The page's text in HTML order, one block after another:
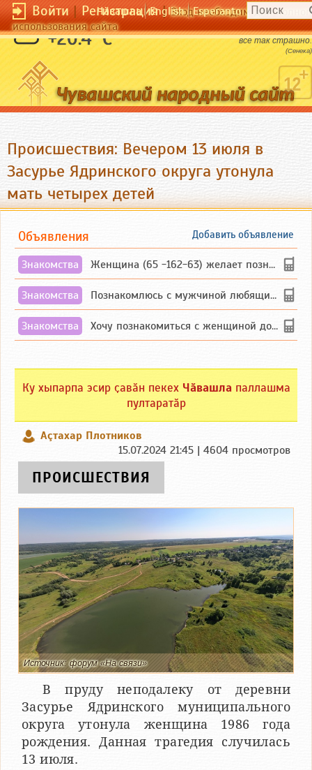
Войти|Регистрация|Вход необходим для
использования сайта
Чӑвашла English Esperanto
+20.4 °C
Сделай первый шаг и ты поймешь, что не
все так страшно.
(Сенека)
Происшествия: Вечером 13 июля в
Засурье Ядринского округа утонула
мать четырех детей
Добавить объявление
Объявления
Знакомства Женщина (65 -162-63) желает познакомиться с одиноким, добродушным, без вредных ...
Знакомства Познакомлюсь с мужчиной любящим танцевать и петь на родном чувашском языке
Знакомства Хочу познакомиться с женщиной до 55 лет чувашской или русской национальности дл...
Ку хыпарпа эсир ҫавӑн пекех Чӑвашла паллашма
пултаратӑр
Аçтахар Плотников
15.07.2024 21:45 | 4604 просмотров
ПРОИСШЕСТВИЯ
Источник: форум «На связи»
В пруду неподалеку от деревни
Засурье Ядринского муниципального
округа утонула женщина 1986 года
рождения. Данная трагедия случилась
13 июля.